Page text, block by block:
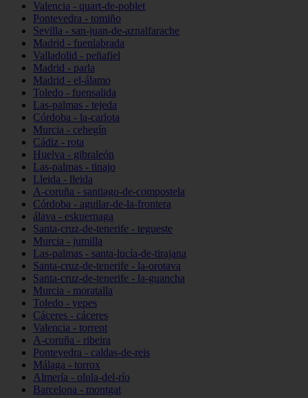
Valencia - quart-de-poblet
Pontevedra - tomiño
Sevilla - san-juan-de-aznalfarache
Madrid - fuenlabrada
Valladolid - peñafiel
Madrid - parla
Madrid - el-álamo
Toledo - fuensalida
Las-palmas - tejeda
Córdoba - la-carlota
Murcia - cehegín
Cádiz - rota
Huelva - gibraleón
Las-palmas - tinajo
Lleida - lleida
A-coruña - santiago-de-compostela
Córdoba - aguilar-de-la-frontera
álava - eskuernaga
Santa-cruz-de-tenerife - tegueste
Murcia - jumilla
Las-palmas - santa-lucía-de-tirajana
Santa-cruz-de-tenerife - la-orotava
Santa-cruz-de-tenerife - la-guancha
Murcia - moratalla
Toledo - yepes
Cáceres - cáceres
Valencia - torrent
A-coruña - ribeira
Pontevedra - caldas-de-reis
Málaga - torrox
Almería - olula-del-río
Barcelona - montgat